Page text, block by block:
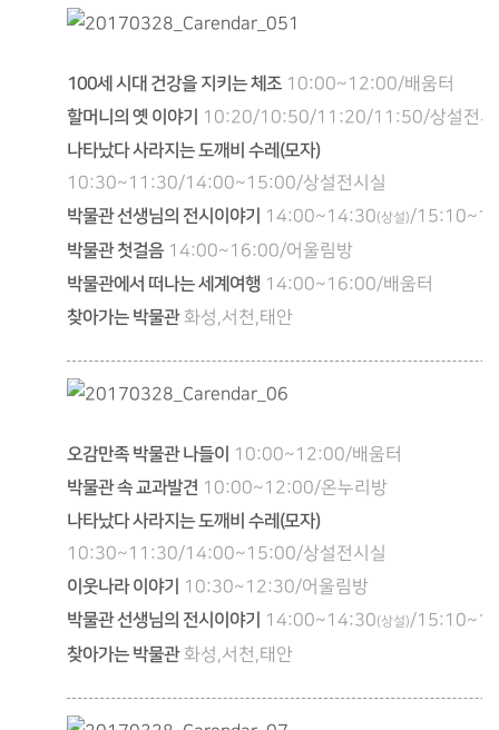
100세 시대 건강을 지키는 체조 10:00~12:00/배움터
할머니의 옛 이야기 10:20/10:50/11:20/11:50/상설전시
나타났다 사라지는 도깨비 수레(모자)
10:30~11:30/14:00~15:00/상설전시실
박물관 선생님의 전시이야기 14:00~14:30(상설)/
박물관 첫걸음 14:00~16:00/어울림방
박물관에서 떠나는 세계여행 14:00~16:00/배움터
찾아가는 박물관 화성,서천,태안
오감만족 박물관 나들이 10:00~12:00/배움터
박물관 속 교과발견 10:00~12:00/온누리방
나타났다 사라지는 도깨비 수레(모자)
10:30~11:30/14:00~15:00/상설전시실
이웃나라 이야기 10:30~12:30/어울림방
박물관 선생님의 전시이야기 14:00~14:30(상설)/
찾아가는 박물관 화성,서천,태안